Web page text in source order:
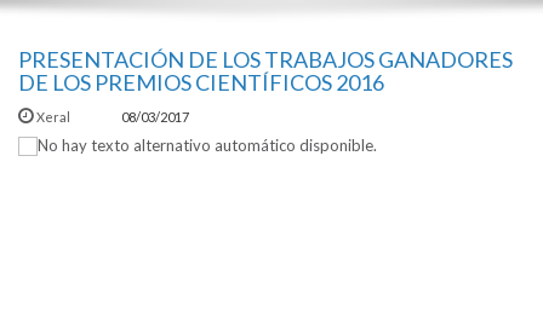
PRESENTACIÓN DE LOS TRABAJOS GANADORES
DE LOS PREMIOS CIENTÍFICOS 2016
Xeral 08/03/2017